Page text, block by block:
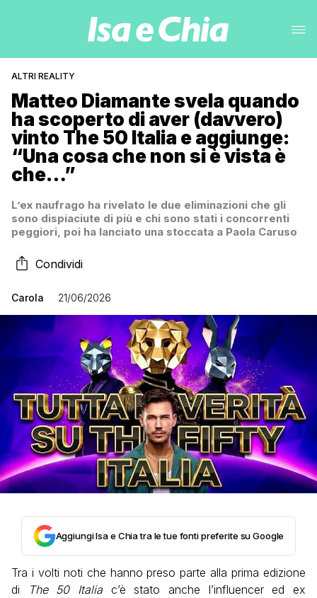
ALTRI REALITY
Matteo Diamante svela quando
ha scoperto di aver (davvero)
vinto The 50 Italia e aggiunge:
“Una cosa che non si è vista è
che…”
L’ex naufrago ha rivelato le due eliminazioni che gli
sono dispiaciute di più e chi sono stati i concorrenti
peggiori, poi ha lanciato una stoccata a Paola Caruso
Condividi
Carola 21/06/2026
Aggiungi Isa e Chia tra le tue fonti preferite su Google
Tra i volti noti che hanno preso parte alla prima edizione
di
The 50 Italia c’è stato anche l’influencer ed ex